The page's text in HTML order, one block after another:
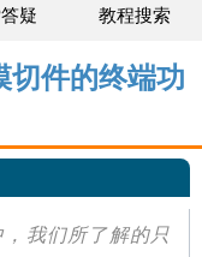
疑 教程搜索
切件的终端功
我们所了解的只